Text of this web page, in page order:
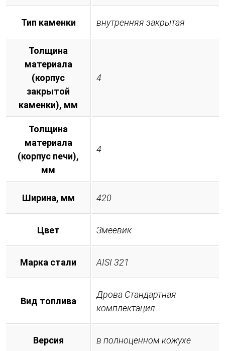
Тип каменки внутренняя закрытая
Толщина
материала
(корпус
закрытой
каменки), мм
4
Толщина
материала
(корпус печи),
мм
4
Ширина, мм 420
Цвет Змеевик
Марка стали AISI 321
Вид топлива
Дрова Стандартная
комплектация
Версия в полноценном кожухе